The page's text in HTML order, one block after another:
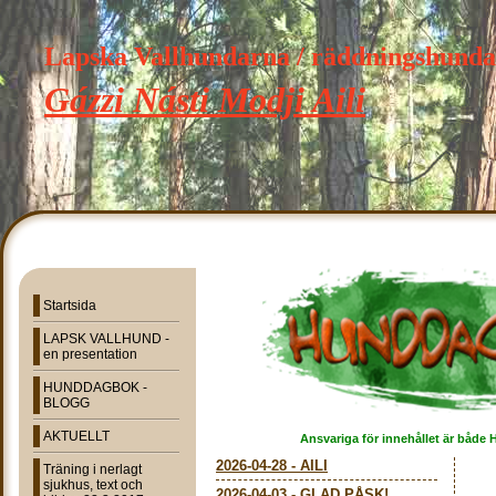
Lapska Vallhundarna /
Gázzi Násti Modji Aili
Startsida
LAPSK VALLHUND -
en presentation
HUNDDAGBOK -
BLOGG
AKTUELLT
Träning i nerlagt
sjukhus, text och
Ansvariga för innehållet är både
2026-04-28 - AILI